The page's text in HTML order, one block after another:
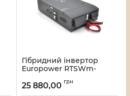
Гібридний інвертор
Europower RTSWm-
48V, струм заряду 10A,
25 880,00 грн